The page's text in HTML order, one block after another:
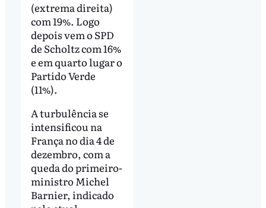
(extrema direita)
com 19%. Logo
depois vem o SPD
de Scholtz com 16%
e em quarto lugar o
Partido Verde
(11%).
A turbulência se
intensificou na
França no dia 4 de
dezembro, com a
queda do primeiro-
ministro Michel
Barnier, indicado